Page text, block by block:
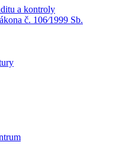
a kontroly
č. 106⁄1999 Sb.